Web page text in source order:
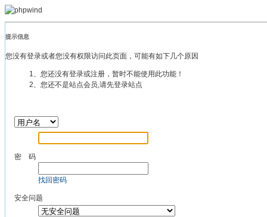
提示信息
您没有登录或者您没有权限访问此页面，可能有如下几个原因
1、您还没有登录或注册，暂时不能使用此功能！
2、您还不是站点会员,请先登录站点
密 码
找回密码
安全问题